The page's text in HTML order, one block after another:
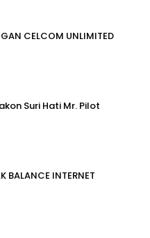
CELCOM UNLIMITED
Suri Hati Mr. Pilot
BALANCE INTERNET